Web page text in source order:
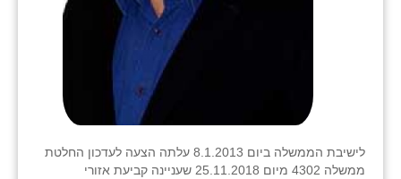
לישיבת הממשלה ביום 8.1.2013 עלתה הצעה לעדכון החלטת
ממשלה 4302 מיום 25.11.2018 שעניינה קביעת אזורי